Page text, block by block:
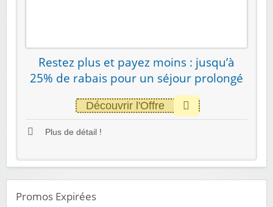
Restez plus et payez moins : jusqu’à
25% de rabais pour un séjour prolongé
Découvrir l'Offre
Plus de détail !
Promos Expirées